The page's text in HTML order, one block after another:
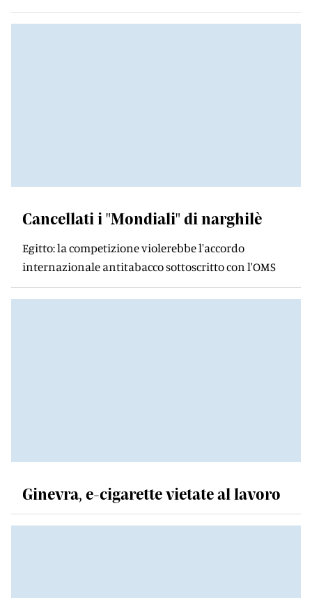
Cancellati i "Mondiali" di narghilè
Egitto: la competizione violerebbe l'accordo
internazionale antitabacco sottoscritto con l'OMS
Ginevra, e-cigarette vietate al lavoro